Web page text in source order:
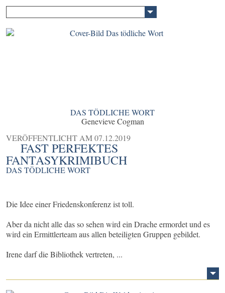
DAS TÖDLICHE WORT
Genevieve Cogman
VERÖFFENTLICHT AM07.12.2019
FAST PERFEKTES
FANTASYKRIMIBUCH
DAS TÖDLICHE WORT
Die Idee einer Friedenskonferenz ist toll.
Aber da nicht alle das so sehen wird ein Drache ermordet und es
wird ein Ermittlerteam aus allen beteiligten Gruppen gebildet.
Irene darf die Bibliothek vertreten, ...